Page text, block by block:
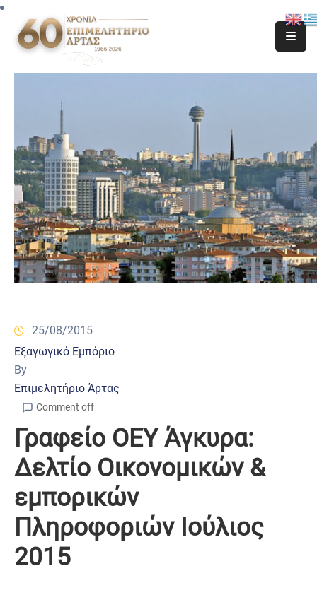
25/08/2015
Εξαγωγικό Εμπόριο
By
Επιμελητήριο Άρτας
Comment off
Γραφείο ΟΕΥ Άγκυρα:
Δελτίο Οικονομικών &
εμπορικών
Πληροφοριών Ιούλιος
2015